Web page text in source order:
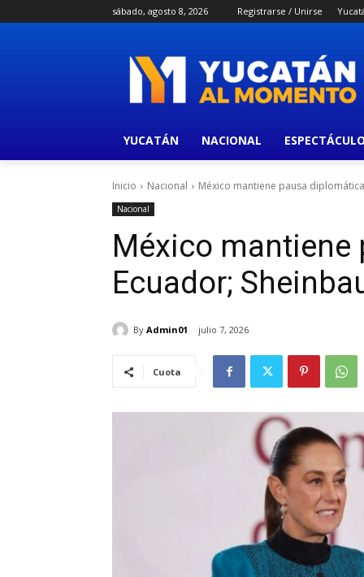
sábado, agosto 8, 2026 Registrarse / Unirse
YUCATÁN NACIONAL
Inicio Nacional México mantiene pausa
Nacional
México
Ecuador;
By Admin01 julio 7, 2026
Cuota